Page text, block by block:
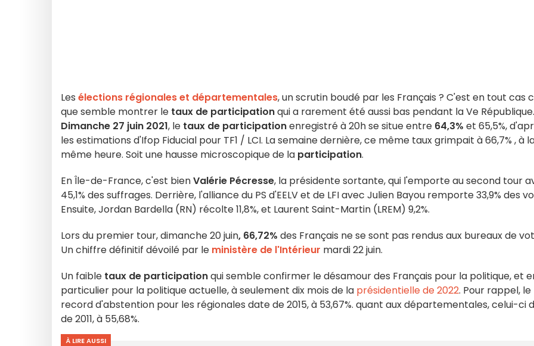
Les élections régionales et départementales, un scrutin boudé par les Français ? C'est en tout cas
que semble montrer le taux de participationqui a rarement été aussi bas pendant la Ve République.
Dimanche 27 juin 2021, le taux de participationenregistré à 20h se situe entre 64,3% et 65,5%,
les estimations d'Ifop Fiducial pour TF1 / LCI. La semaine dernière, ce même taux grimpait à 66,7% , à
même heure. Soit une hausse microscopique de la participation.
En Île-de-France, c'est bienValérie Pécresse, la présidente sortante, qui l'emporte au second tour
45,1% des suffrages. Derrière, l'alliance du PS d'EELV et de LFI avec Julien Bayou remporte 33,9% des
Ensuite, Jordan Bardella (RN) récolte 11,8%, et Laurent Saint-Martin (LREM) 9,2%.
Lors du premier tour, dimanche 20 juin, 66,72% des Français ne se sont pas rendus aux bureaux de
Un chiffre définitif dévoilé par le ministère de l'Intérieur mardi 22 juin.
Un faible taux de participationqui semble confirmer le désamour des Français pour la politique, et
particulier pour la politique actuelle, à seulement dix mois de la présidentielle de 2022. Pour rappel, le
record d'abstention pour les régionales date de 2015, à 53,67%. quant aux départementales, celui-ci
de 2011, à 55,68%.
À LIRE AUSSI